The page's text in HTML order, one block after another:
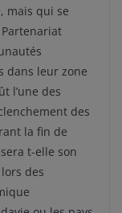
mais qui se
dans leur zone
l’une des
des
la fin de
t-elle son
des